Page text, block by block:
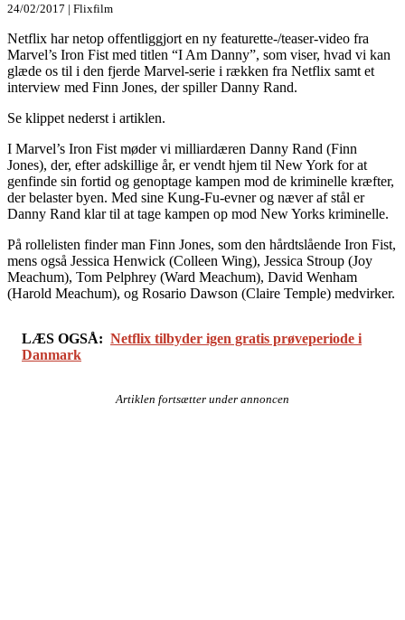
24/02/2017 | Flixfilm
Netflix har netop offentliggjort en ny featurette-/teaser-video fra
Marvel’s Iron Fist med titlen “I Am Danny”, som viser, hvad vi kan
glæde os til i den fjerde Marvel-serie i rækken fra Netflix samt et
interview med Finn Jones, der spiller Danny Rand.
Se klippet nederst i artiklen.
I Marvel’s Iron Fist møder vi milliardæren Danny Rand (Finn
Jones), der, efter adskillige år, er vendt hjem til New York for at
genfinde sin fortid og genoptage kampen mod de kriminelle kræfter,
der belaster byen. Med sine Kung-Fu-evner og næver af stål er
Danny Rand klar til at tage kampen op mod New Yorks kriminelle.
På rollelisten finder man Finn Jones, som den hårdtslående Iron Fist,
mens også Jessica Henwick (Colleen Wing), Jessica Stroup (Joy
Meachum), Tom Pelphrey (Ward Meachum), David Wenham
(Harold Meachum), og Rosario Dawson (Claire Temple) medvirker.
LÆS OGSÅ: Netflix tilbyder igen gratis prøveperiode i
Danmark
Artiklen fortsætter under annoncen